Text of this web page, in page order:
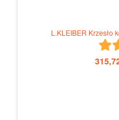
L.KLEIBER Krzesło